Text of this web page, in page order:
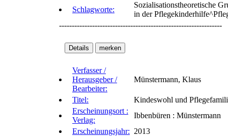
Schlagworte:
Sozialisationstheoretische
in der
----------------------------------------------------------------
Verfasser /
Herausgeber /
Bearbeiter:
Münstermann, Klaus
Titel:
Kindeswohl und
Erscheinungsort :
Verlag:
Ibbenbüren : Münstermann
Erscheinungsjahr: 2013